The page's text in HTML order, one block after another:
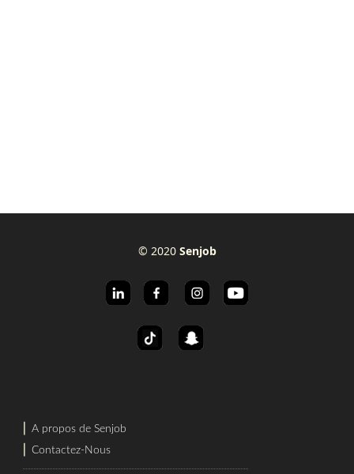
© 2020 Senjob
A propos de Senjob
Contactez-Nous